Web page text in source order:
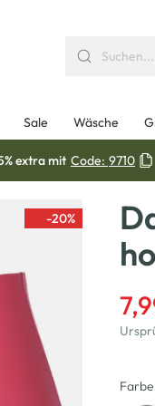
Sale Wäsche
extra mit Code: 9710
-20%
Farbe